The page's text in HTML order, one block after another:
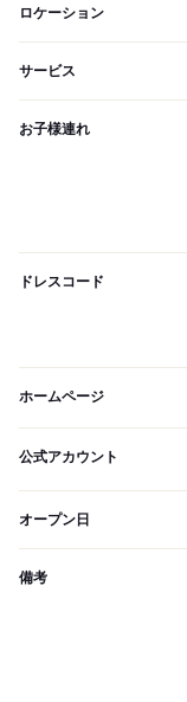
ロケーション
サービス
お子様連れ
ドレスコード
ホームページ
公式アカウント
オープン日
備考